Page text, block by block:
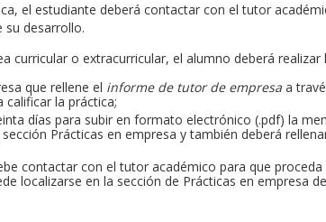
el estudiante deberá contactar con el tutor
desarrollo.
curricular o extracurricular, el alumno deberá realizar
que rellene el informe de tutor de empresaa
calificar la práctica;
días para subir en formato electrónico (.pdf) la
sección Prácticas en empresa y también deberá
contactar con el tutor académico para que proceda
localizarse en la sección de Prácticas en empresa de